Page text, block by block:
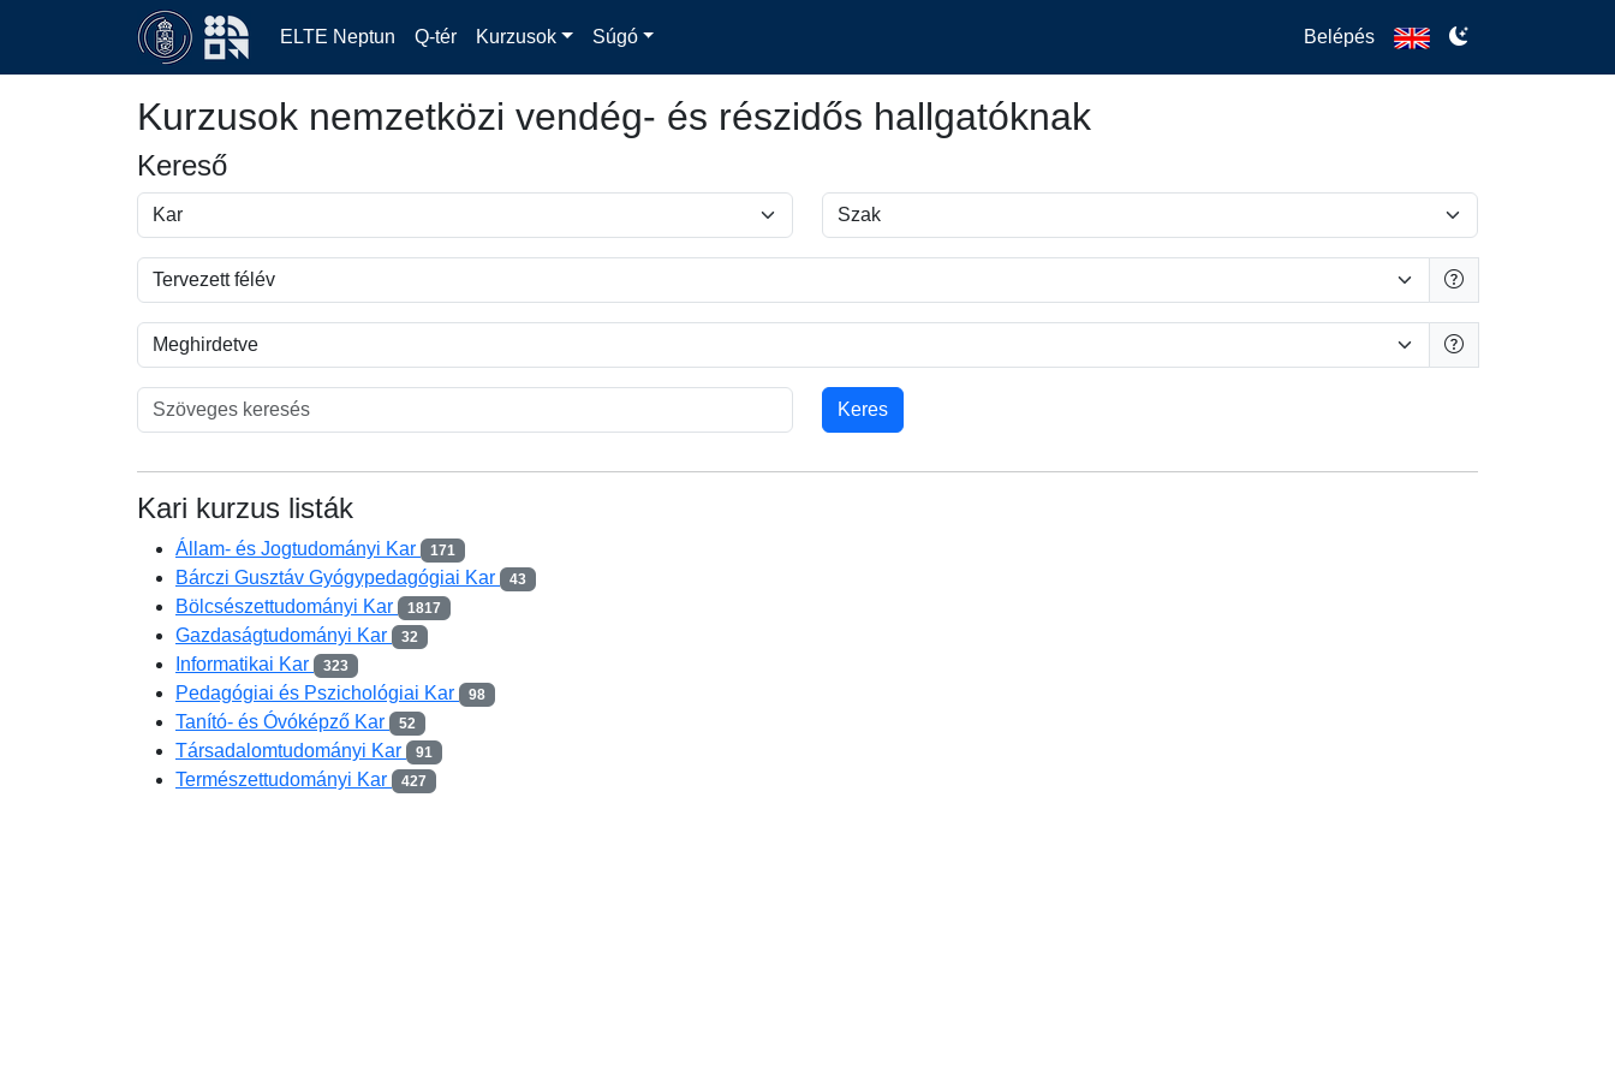
ELTE Neptun Q-tér Kurzusok Súgó Belépés
Kurzusok nemzetközi vendég- és részidős hallgatóknak
Kereső
Kari kurzus listák
Állam- és Jogtudományi Kar 171
Bárczi Gusztáv Gyógypedagógiai Kar 43
Bölcsészettudományi Kar 1817
Gazdaságtudományi Kar 32
Informatikai Kar 323
Pedagógiai és Pszichológiai Kar 98
Tanító- és Óvóképző Kar 52
Társadalomtudományi Kar 91
Természettudományi Kar 427